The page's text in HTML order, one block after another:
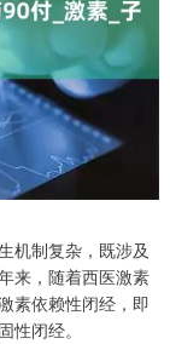
机制复杂，既涉及
来，随着西医激素
素依赖性闭经，即
性闭经。